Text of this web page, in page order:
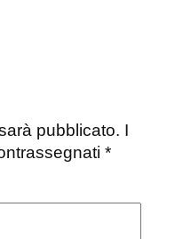
pubblicato. I
*